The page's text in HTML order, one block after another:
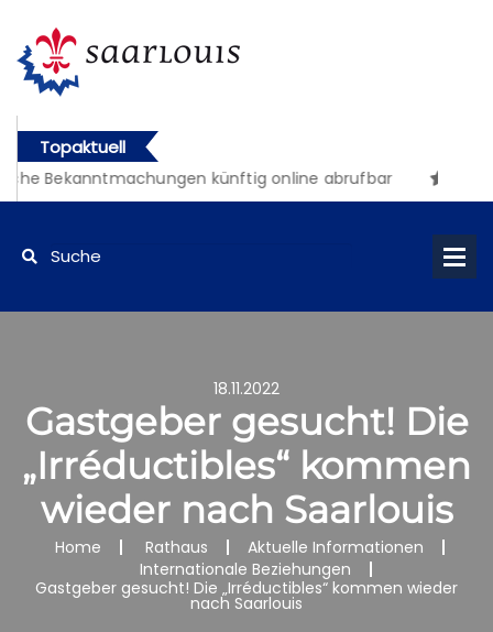
Topaktuell
Bekanntmachungen künftig online abrufbar
18.11.2022
Gastgeber gesucht! Die
„Irréductibles“ kommen
wieder nach Saarlouis
Home Rathaus
Aktuelle Informationen
Internationale Beziehungen
Gastgeber gesucht! Die „Irréductibles“ kommen wieder
nach Saarlouis